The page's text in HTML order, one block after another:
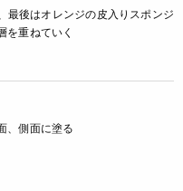
最後はオレンジの皮入りスポンジ
を重ねていく
、側面に塗る